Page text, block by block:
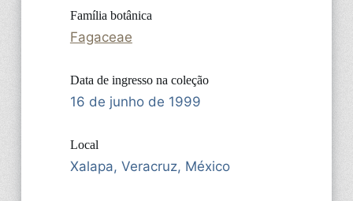
Família botânica
Fagaceae
Data de ingresso na coleção
16 de junho de 1999
Local
Xalapa, Veracruz, México